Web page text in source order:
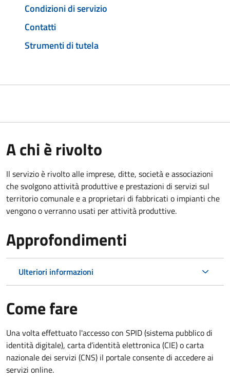
Condizioni di servizio
Contatti
Strumenti di tutela
A chi è rivolto
Il servizio è rivolto alle imprese, ditte, società e associazioni
che svolgono attività produttive e prestazioni di servizi sul
territorio comunale e a proprietari di fabbricati o impianti che
vengono o verranno usati per attività produttive.
Approfondimenti
Ulteriori informazioni
Come fare
Una volta effettuato l'accesso con SPID (sistema pubblico di
identità digitale), carta d’identità elettronica (CIE) o carta
nazionale dei servizi (CNS) il portale consente di accedere ai
servizi online.